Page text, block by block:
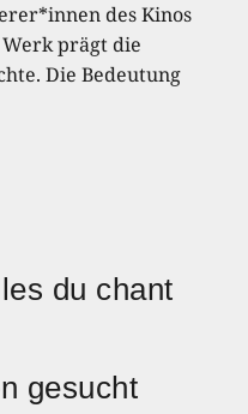
des Kinos
Werk prägt die
Die Bedeutung
du chant
gesucht